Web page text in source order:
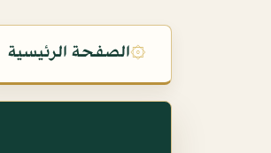
۞الصفحة الرئيسية